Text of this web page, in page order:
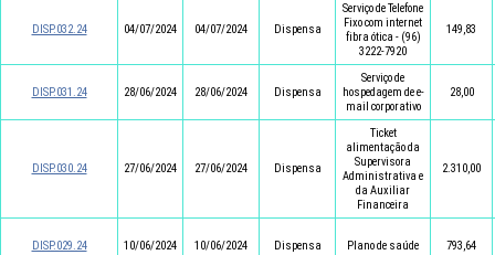
DISP.032.24 04/07/2024 04/07/2024 Dispensa
Serviço de Telefone
Fixo com internet
fibra ótica - (96)
3222-7920
149,83
DISP.031.24 28/06/2024 28/06/2024 Dispensa
Serviço de
hospedagem de e-
mail corporativo
28,00
DISP.030.24 27/06/2024 27/06/2024 Dispensa
Ticket
alimentação da
Supervisora
Administrativa e
da Auxiliar
Financeira
2.310,00
DISP.029.24 10/06/2024 10/06/2024 Dispensa Plano de saúde 793,64